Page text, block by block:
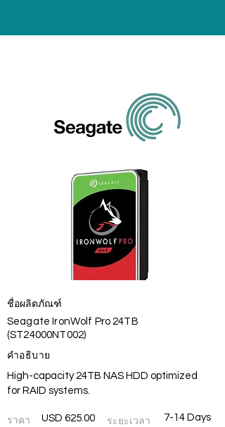
ชื่อผลิตภัณฑ์
Seagate IronWolf Pro 24TB
(ST24000NT002)
คำอธิบาย
High-capacity 24TB NAS HDD optimized
for RAID systems.
ราคา USD 625.00
ระยะเวลา
7-14 Days